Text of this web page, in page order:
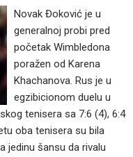
Novak Đoković je u
generalnoj probi pred
početak Wimbledona
poražen od Karena
Khachanova. Rus je u
egzibicionom duelu u
tenisera sa 7:6 (4), 6:4
oba tenisera su bila
jedinu šansu da rivalu